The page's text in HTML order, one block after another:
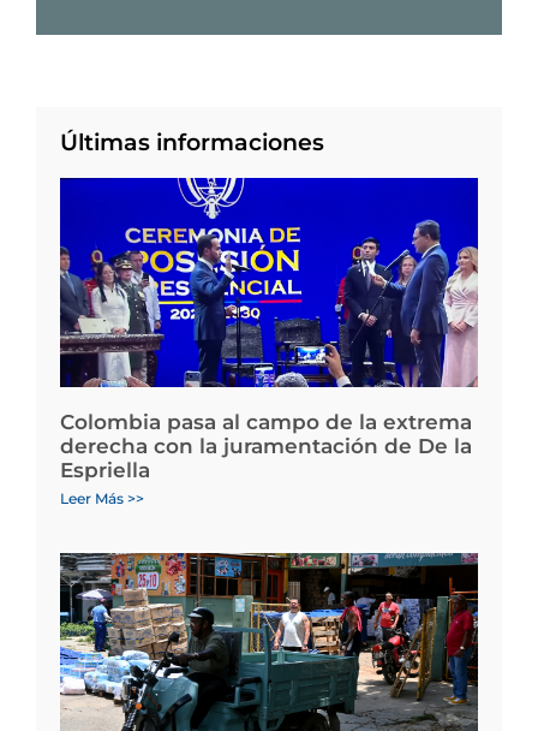
Últimas informaciones
Colombia pasa al campo de la extrema
derecha con la juramentación de De la
Espriella
Leer Más >>